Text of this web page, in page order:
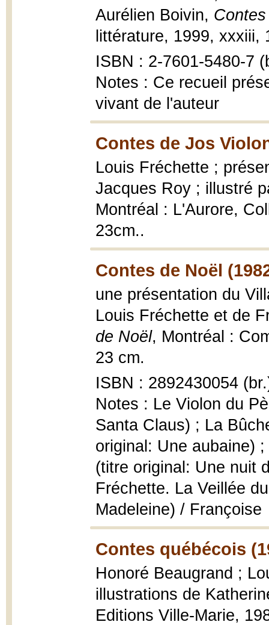
Aurélien Boivin,
littérature, 1999, xxxiii,
ISBN : 2-7601-5480-7
Notes : Ce recueil
vivant de l'auteur
Contes de Jos
Louis Fréchette ;
Jacques Roy ; illustré
Montréal : L'Aurore,
23cm..
Contes de Noël
une présentation du
Louis Fréchette et de
de Noël, Montréal :
23 cm.
ISBN : 2892430054
Notes : Le Violon du
Santa Claus) ; La
original: Une aubaine)
(titre original: Une nuit
Fréchette. La Veillée
Madeleine) / Françoise
Contes québécois
Honoré Beaugrand ;
illustrations de
Editions Ville-Marie,